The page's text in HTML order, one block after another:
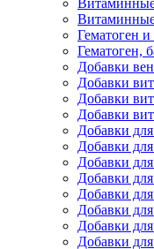
Гематоген
Гематоген,
Добавки
Добавки
Добавки
Добавки
Добавки
Добавки
Добавки
Добавки
Добавки
Добавки
Добавки
Добавки